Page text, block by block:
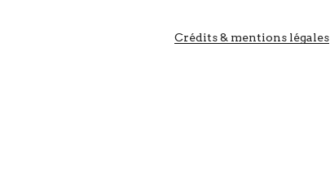
Crédits & mentions légales